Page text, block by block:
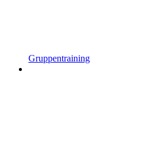
Gruppentraining